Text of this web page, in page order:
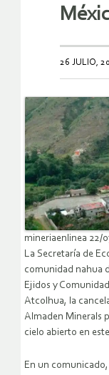
26 JULIO,
mineriaenlinea 22/
La Secretaría de
comunidad nahua
Ejidos y
Atcolhua, la
Almaden Minerals
cielo abierto en
En un